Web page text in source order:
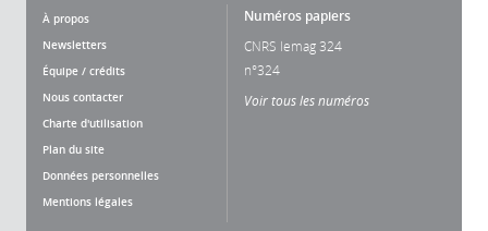
À propos
Newsletters
Équipe / crédits
Nous contacter
Charte d'utilisation
Plan du site
Données personnelles
Mentions légales
Numéros papiers
CNRS lemag 324
n°324
Voir tous les numéros